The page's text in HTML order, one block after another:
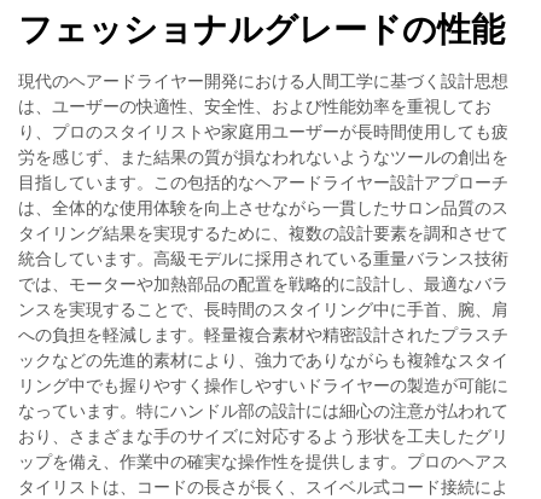
フェッショナルグレードの性能
現代のヘアードライヤー開発における人間工学に基づく設計思想
は、ユーザーの快適性、安全性、および性能効率を重視してお
り、プロのスタイリストや家庭用ユーザーが長時間使用しても疲
労を感じず、また結果の質が損なわれないようなツールの創出を
目指しています。この包括的なヘアードライヤー設計アプローチ
は、全体的な使用体験を向上させながら一貫したサロン品質のス
タイリング結果を実現するために、複数の設計要素を調和させて
統合しています。高級モデルに採用されている重量バランス技術
では、モーターや加熱部品の配置を戦略的に設計し、最適なバラ
ンスを実現することで、長時間のスタイリング中に手首、腕、肩
への負担を軽減します。軽量複合素材や精密設計されたプラスチ
ックなどの先進的素材により、強力でありながらも複雑なスタイ
リング中でも握りやすく操作しやすいドライヤーの製造が可能に
なっています。特にハンドル部の設計には細心の注意が払われて
おり、さまざまな手のサイズに対応するよう形状を工夫したグリ
ップを備え、作業中の確実な操作性を提供します。プロのヘアス
タイリストは、コードの長さが長く、スイベル式コード接続によ